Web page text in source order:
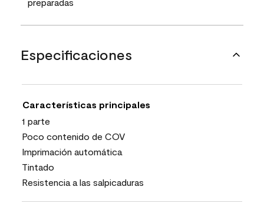
Especificaciones
Características principales
1 parte
Poco contenido de COV
Imprimación automática
Tintado
Resistencia a las salpicaduras